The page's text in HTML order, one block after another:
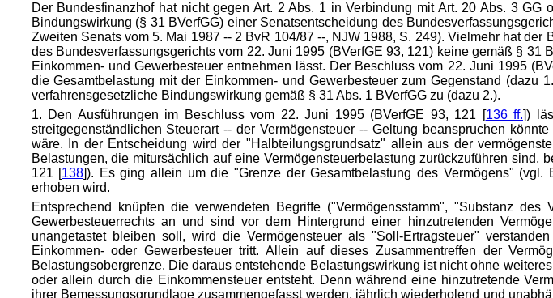
Der Bundesfinanzhof hat nicht gegen Art. 2 Abs. 1 in Verbindung mit Art. 20 Abs. 3
Bindungswirkung (§ 31 BVerfGG) einer Senatsentscheidung des
Zweiten Senats vom 5. Mai 1987 -- 2 BvR 104/87 --, NJW 1988, S. 249). Vielmehr hat
des Bundesverfassungsgerichts vom 22. Juni 1995 (BVerfGE 93, 121) keine gemäß §
Einkommen- und Gewerbesteuer entnehmen lässt. Der Beschluss vom 22. Juni 1995
die Gesamtbelastung mit der Einkommen- und Gewerbesteuer zum Gegenstand
verfahrensgesetzliche Bindungswirkung gemäß § 31 Abs. 1 BVerfGG zu (dazu 2.).
1. Den Ausführungen im Beschluss vom 22. Juni 1995 (BVerfGE 93, 121 [136 ff.])
streitgegenständlichen Steuerart -- der Vermögensteuer -- Geltung beanspruchen
wäre. In der Entscheidung wird der "Halbteilungsgrundsatz" allein aus der
Belastungen, die mitursächlich auf eine Vermögensteuerbelastung zurückzuführen
121 [138]). Es ging allein um die "Grenze der Gesamtbelastung des Vermögens" (vgl.
erhoben wird.
Entsprechend knüpfen die verwendeten Begriffe ("Vermögensstamm", "Substanz
Gewerbesteuerrechts an und sind vor dem Hintergrund einer hinzutretenden
unangetastet bleiben soll, wird die Vermögensteuer als "Soll-Ertragsteuer"
Einkommen- oder Gewerbesteuer tritt. Allein auf dieses Zusammentreffen der
Belastungsobergrenze. Die daraus entstehende Belastungswirkung ist nicht ohne
oder allein durch die Einkommensteuer entsteht. Denn während eine hinzutretende
ihrer Bemessungsgrundlage zusammengefasst werden, jährlich wiederholend und